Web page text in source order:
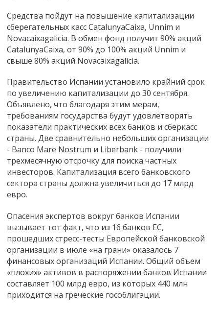
Средства пойдут на повышение капитализации
сберегательных касс CatalunyaCaixa, Unnim и
Novacaixagalicia. В обмен фонд получит 90% акций
CatalunyaCaixa, от 90% до 100% акций Unnim и
свыше 80% акций Novacaixagalicia.
Правительство Испании установило крайний срок
по увеличению капитализации до 30 сентября.
Объявлено, что благодаря этим мерам,
требованиям государства будут удовлетворять
показатели практических всех банков и сберкасс
страны. Две сравнительно небольших организации
- Banco Mare Nostrum и Liberbank - получили
трехмесячную отсрочку для поиска частных
инвесторов. Капитализация всего банковского
сектора страны должна увеличиться до 17 млрд
евро.
Опасения экспертов вокруг банков Испании
вызывает тот факт, что из 16 банков ЕС,
прошедших стресс-тесты Европейской банковской
организации в июле «на грани» оказалось 7
финансовых организаций Испании. Общий объем
«плохих» активов в распоряжении банков Испании
составляет 100 млрд евро, из которых 440 млн
приходится на греческие гособлигации.